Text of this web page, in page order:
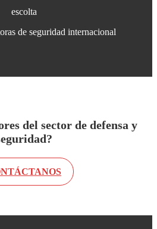
escolta
de seguridad internacional
del sector de defensa y